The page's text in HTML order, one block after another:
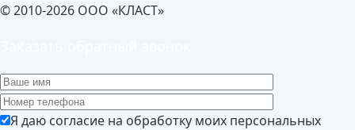
© 2010-2026 ООО «КЛАСТ»
Я даю согласие на обработку моих персональных